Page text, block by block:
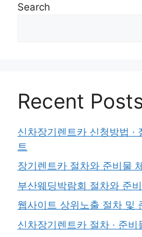
Search
Recent
신차장기렌트카 신청방법 ·
트
장기렌트카 절차와 준비물
부산웨딩박람회 절차와 준
웹사이트 상위노출 절차 및
신차장기렌트카 절차 · 준비